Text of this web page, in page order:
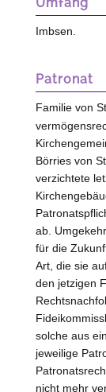
Imbsen.
Patronat
Familie von
Börries von
verzichtete
ab.
für die
Art, die sie
den jetzigen
solche aus
jeweilige
nicht mehr